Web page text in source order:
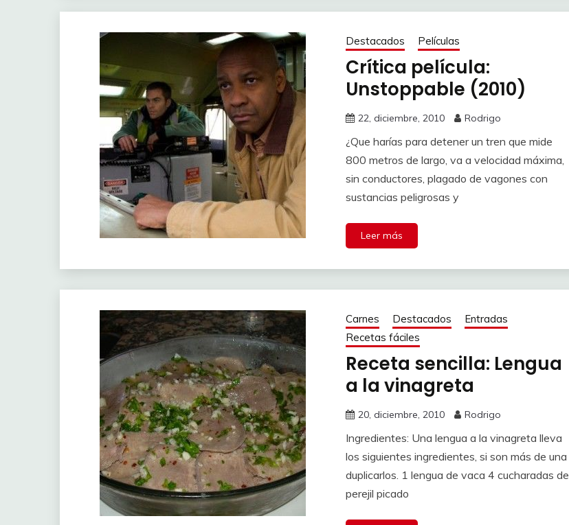
Destacados Películas
Crítica película:
Unstoppable (2010)
22, diciembre, 2010 Rodrigo
¿Que harías para detener un tren que mide
800 metros de largo, va a velocidad máxima,
sin conductores, plagado de vagones con
sustancias peligrosas y
Leer más
Carnes Destacados
Entradas
Recetas fáciles
Receta sencilla: Lengua
a la vinagreta
20, diciembre, 2010 Rodrigo
Ingredientes: Una lengua a la vinagreta lleva
los siguientes ingredientes, si son más de una
duplicarlos. 1 lengua de vaca 4 cucharadas de
perejil picado